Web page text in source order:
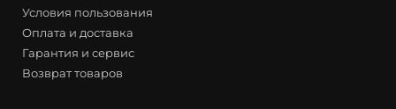
Условия пользования
Оплата и доставка
Гарантия и сервис
Возврат товаров